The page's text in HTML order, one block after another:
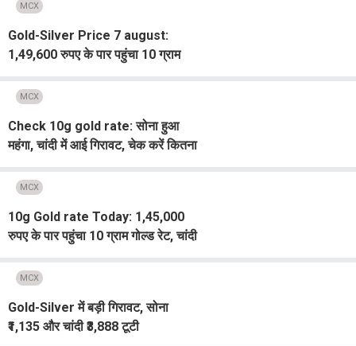
MCX
Gold-Silver Price 7 august:
1,49,600 रुपए के पार पहुंचा 10 ग्राम
MCX
Check 10g gold rate: सोना हुआ
महंगा, चांदी में आई गिरावट, चेक करें कितना
MCX
10g Gold rate Today: 1,45,000
रुपए के पार पहुंचा 10 ग्राम गोल्ड रेट, चांदी
MCX
Gold-Silver में बड़ी गिरावट, सोना
₹1,135 और चांदी ₹3,888 टूटी